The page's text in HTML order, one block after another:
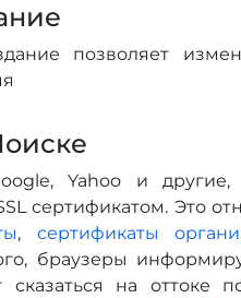
позволяет
Yahoo и
сертификатом. Это
, сертификаты
браузеры
на оттоке